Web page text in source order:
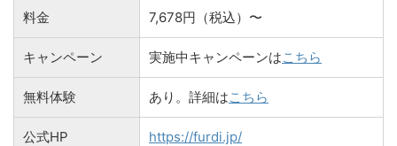
料金 7,678円（税込）〜
キャンペーン 実施中キャンペーンはこちら
無料体験 あり。詳細はこちら
公式HP https://furdi.jp/